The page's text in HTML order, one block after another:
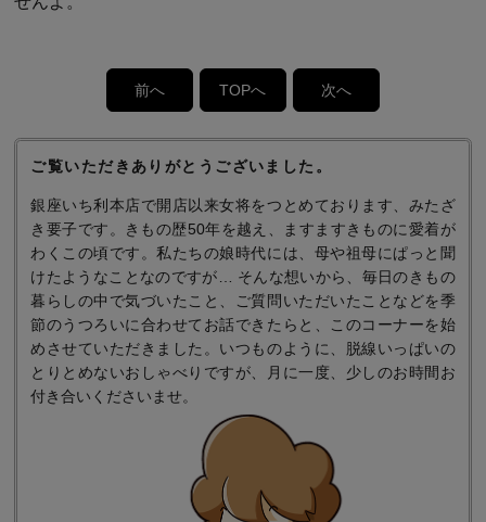
前へ TOPへ 次へ
ご覧いただきありがとうございました。
銀座いち利本店で開店以来女将をつとめております、みたざ
き要子です。きもの歴50年を越え、ますますきものに愛着が
わくこの頃です。私たちの娘時代には、母や祖母にぱっと聞
けたようなことなのですが… そんな想いから、毎日のきもの
暮らしの中で気づいたこと、ご質問いただいたことなどを季
節のうつろいに合わせてお話できたらと、このコーナーを始
めさせていただきました。いつものように、脱線いっぱいの
とりとめないおしゃべりですが、月に一度、少しのお時間お
付き合いくださいませ。